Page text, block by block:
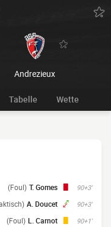
Andrezieux
Tabelle Wette
90+3'
T. Gomes
(Foul)
90+3'
A. Doucet
90+1'
L. Carnot
(Foul)